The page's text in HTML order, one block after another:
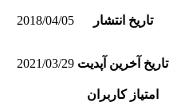
تاریخ انتشار 2018/04/05
تاریخ آخرین آپدیت 2021/03/29
امتیاز کاربران